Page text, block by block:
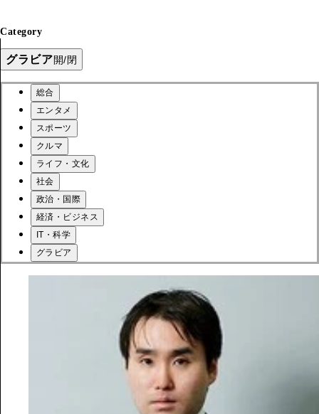
Category
グラビア開/閉
総合
エンタメ
スポーツ
クルマ
ライフ・文化
社会
政治・国際
経済・ビジネス
IT・科学
グラビア